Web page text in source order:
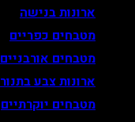
ארונות בנישה
מטבחים כפריים
מטבחים אורבניים
ארונות צבע בתנור
מטבחים יוקרתיים